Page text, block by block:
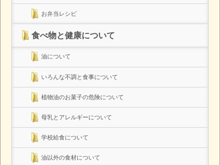
お弁当レシピ
食べ物と健康について
油について
いろんな不調と食事について
植物油のお菓子の危険について
母乳とアレルギーについて
学校給食について
油以外の食材について